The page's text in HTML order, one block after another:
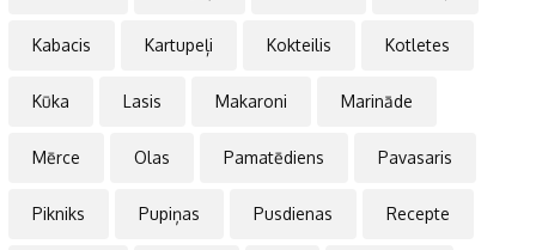
Kabacis Kartupeļi Kokteilis Kotletes
Kūka Lasis Makaroni Marināde
Mērce Olas Pamatēdiens Pavasaris
Pikniks Pupiņas Pusdienas Recepte